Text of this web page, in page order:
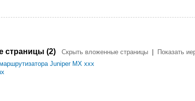
страницы (2) Скрыть вложенные страницы
Показать
Juniper MX xxx